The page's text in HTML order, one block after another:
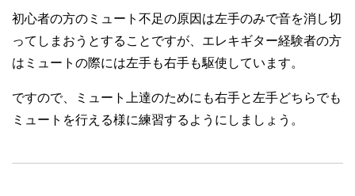
初心者の方のミュート不足の原因は左手のみで音を消し切
ってしまおうとすることですが、エレキギター経験者の方
はミュートの際には左手も右手も駆使しています。
ですので、ミュート上達のためにも右手と左手どちらでも
ミュートを行える様に練習するようにしましょう。